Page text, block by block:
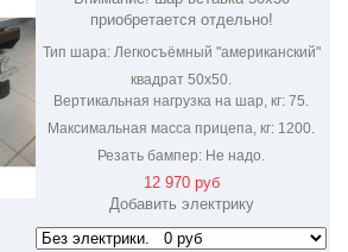
приобретается отдельно!
Тип шара:Легкосъёмный "американский"
квадрат 50х50.
Вертикальная нагрузка на шар, кг: 75.
Максимальная масса прицепа, кг: 1200.
Резать бампер: Не надо.
12 970 руб
Добавить электрику